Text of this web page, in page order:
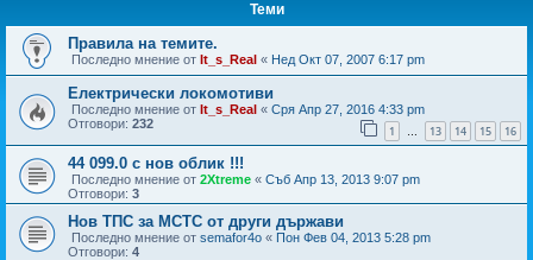
Теми
Правила на темите.
Последно мнение от It_s_Real « Нед Окт 07, 2007 6:17 pm
Електрически локомотиви
Последно мнение от It_s_Real « Сря Апр 27, 2016 4:33 pm
Отговори: 232 1 … 13 14 15 16
44 099.0 с нов облик !!!
Последно мнение от 2Xtreme « Съб Апр 13, 2013 9:07 pm
Отговори: 3
Нов ТПС за МСТС от други държави
Последно мнение от semafor4o « Пон Фев 04, 2013 5:28 pm
Отговори: 4